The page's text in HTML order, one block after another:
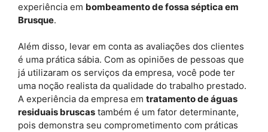
experiência em bombeamento de fossa séptica em
Brusque.
Além disso, levar em conta as avaliações dos clientes
é uma prática sábia. Com as opiniões de pessoas que
já utilizaram os serviços da empresa, você pode ter
uma noção realista da qualidade do trabalho prestado.
A experiência da empresa em tratamento de águas
residuais bruscas também é um fator determinante,
pois demonstra seu comprometimento com práticas